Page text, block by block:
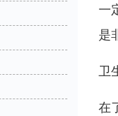
一
是
卫
在